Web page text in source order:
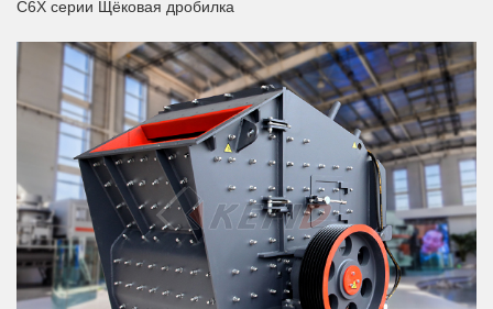
C6X серии Щёковая дробилка